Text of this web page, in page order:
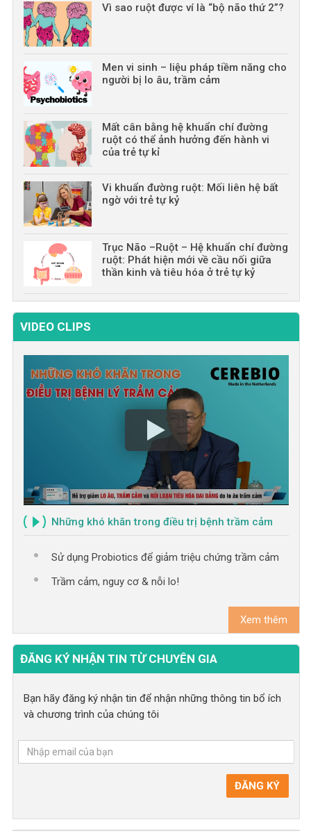
Vì sao ruột được ví là “bộ não thứ 2”?
Men vi sinh – liệu pháp tiềm năng cho
người bị lo âu, trầm cảm
Mất cân bằng hệ khuẩn chí đường
ruột có thể ảnh hưởng đến hành vi
của trẻ tự kỉ
Vi khuẩn đường ruột: Mối liên hệ bất
ngờ với trẻ tự kỷ
Trục Não –Ruột – Hệ khuẩn chí đường
ruột: Phát hiện mới về cầu nối giữa
thần kinh và tiêu hóa ở trẻ tự kỷ
VIDEO CLIPS
Những khó khăn trong điều trị bệnh trầm cảm
Sử dụng Probiotics để giảm triệu chứng trầm cảm
Trầm cảm, nguy cơ & nỗi lo!
Xem thêm
ĐĂNG KÝ NHẬN TIN TỪ CHUYÊN GIA
Bạn hãy đăng ký nhận tin để nhận những thông tin bổ ích
và chương trình của chúng tôi